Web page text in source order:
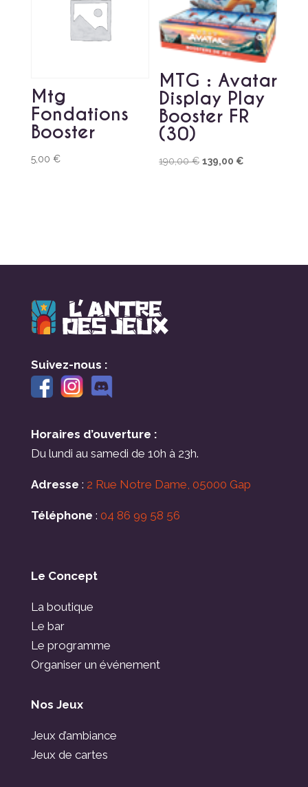
Mtg
Fondations
Booster
5,00 €
MTG : Avatar
Display Play
Booster FR
(30)
190,00€ Le
139,00 €
Suivez-nous :
Horaires d’ouverture :
Du lundi au samedi de 10h à 23h.
Adresse : 2 Rue Notre Dame, 05000 Gap
Téléphone : 04 86 99 58 56
Le Concept
La boutique
Le bar
Le programme
Organiser un événement
Nos Jeux
Jeux d’ambiance
Jeux de cartes